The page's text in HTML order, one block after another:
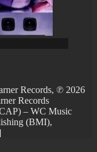
Records, ℗ 2026
Records
– WC Music
(BMI),